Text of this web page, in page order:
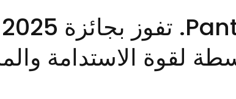
لقوة الاستدامة